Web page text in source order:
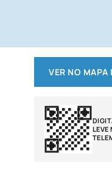
VER NO MAPA
LEVE